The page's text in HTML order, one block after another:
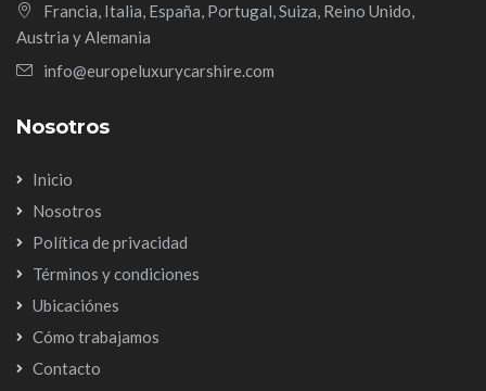
Francia, Italia, España, Portugal, Suiza, Reino Unido,
Austria y Alemania
info@europeluxurycarshire.com
Nosotros
Inicio
Nosotros
Política de privacidad
Términos y condiciones
Ubicaciónes
Cómo trabajamos
Contacto